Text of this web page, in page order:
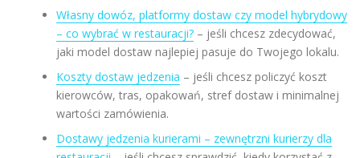
Własny dowóz, platformy dostaw czy model hybrydowy
– co wybrać w restauracji? – jeśli chcesz zdecydować,
jaki model dostaw najlepiej pasuje do Twojego lokalu.
Koszty dostaw jedzenia – jeśli chcesz policzyć koszt
kierowców, tras, opakowań, stref dostaw i minimalnej
wartości zamówienia.
Dostawy jedzenia kurierami – zewnętrzni kurierzy dla